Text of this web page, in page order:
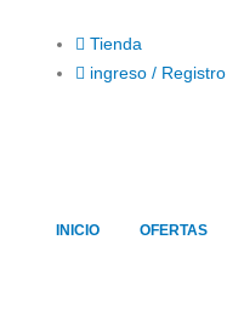
Tienda
ingreso / Registro
INICIO OFERTAS